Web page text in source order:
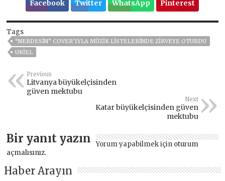
Facebook Twitter WhatsApp Pinterest
Tags
“NERDESIN” COVER’IYLA MÜZIK LISTELERINDE ZIRVEYE OTURDU
URİEL
Previous
Litvanya büyükelçisinden
güven mektubu
Next
Katar büyükelçisinden güven
mektubu
Bir yanıt yazın Yorum yapabilmek için oturum
açmalısınız.
Haber Arayın